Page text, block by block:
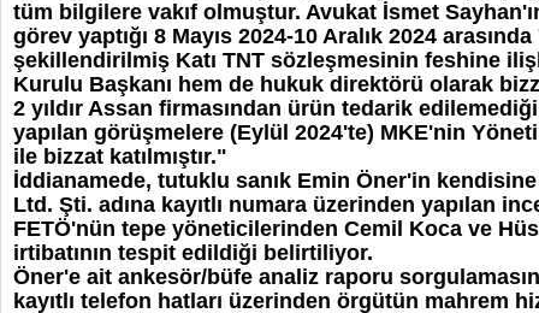
tüm bilgilere vakıf olmuştur. Avukat İsmet
görev yaptığı 8 Mayıs 2024-10 Aralık 2024
şekillendirilmiş Katı TNT sözleşmesinin feshine
Kurulu Başkanı hem de hukuk direktörü olarak
2 yıldır Assan firmasından ürün tedarik
yapılan görüşmelere (Eylül 2024'te) MKE'nin
ile bizzat katılmıştır."
İddianamede, tutuklu sanık Emin Öner'in
Ltd. Şti. adına kayıtlı numara üzerinden yapılan
FETÖ'nün tepe yöneticilerinden Cemil Koca ve
irtibatının tespit edildiği belirtiliyor.
Öner'e ait ankesör/büfe analiz raporu
kayıtlı telefon hatları üzerinden örgütün mahrem